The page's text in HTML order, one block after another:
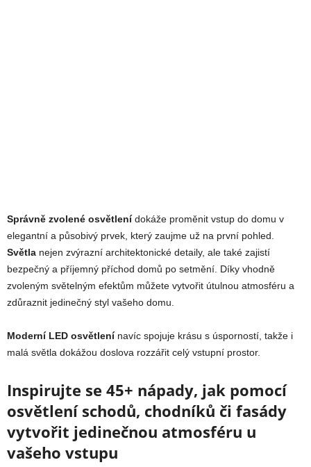
Správně zvolené osvětlenídokáže proměnit vstup do domu v
elegantní a působivý prvek, který zaujme už na první pohled.
Světla nejen zvýrazní architektonické detaily, ale také zajistí
bezpečný a příjemný příchod domů po setmění. Díky vhodně
zvoleným světelným efektům můžete vytvořit útulnou atmosféru a
zdůraznit jedinečný styl vašeho domu.
Moderní LED osvětlenínavíc spojuje krásu s úsporností, takže i
malá světla dokážou doslova rozzářit celý vstupní prostor.
Inspirujte se 45+ nápady, jak pomocí
osvětlení schodů, chodníků či fasády
vytvořit jedinečnou atmosféru u
vašeho vstupu